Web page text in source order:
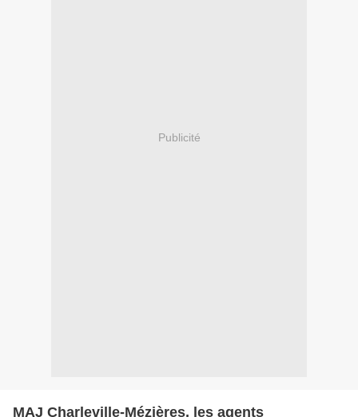
Publicité
MAJ Charleville-Mézières, les agents